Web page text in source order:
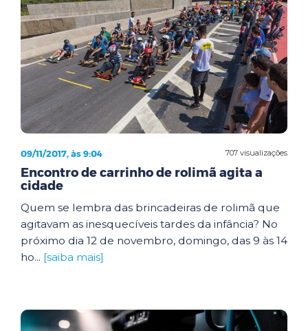
707 visualizações
09/11/2017, às 9:04
Encontro de carrinho de rolimã agita a
cidade
Quem se lembra das brincadeiras de rolimã que
agitavam as inesquecíveis tardes da infância? No
próximo dia 12 de novembro, domingo, das 9 às 14
ho... [saiba mais]